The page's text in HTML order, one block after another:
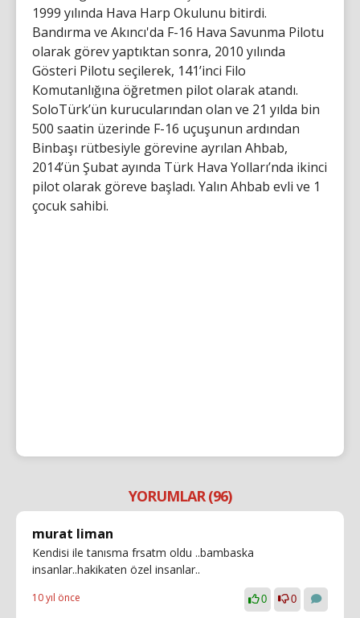
1999 yılında Hava Harp Okulunu bitirdi.
Bandırma ve Akıncı'da F-16 Hava Savunma Pilotu
olarak görev yaptıktan sonra, 2010 yılında
Gösteri Pilotu seçilerek, 141’inci Filo
Komutanlığına öğretmen pilot olarak atandı.
SoloTürk’ün kurucularından olan ve 21 yılda bin
500 saatin üzerinde F-16 uçuşunun ardından
Binbaşı rütbesiyle görevine ayrılan Ahbab,
2014’ün Şubat ayında Türk Hava Yolları’nda ikinci
pilot olarak göreve başladı. Yalın Ahbab evli ve 1
çocuk sahibi.
YORUMLAR (96)
murat liman
Kendisi ile tanısma frsatm oldu ..bambaska
insanlar..hakikaten özel insanlar..
10 yıl önce 0 0